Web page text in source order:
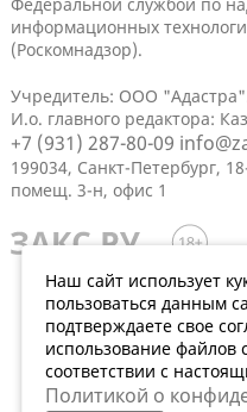
информационных
(Роскомнадзор).
Учредитель: ООО
И.о. главного редактора:
+7 (931) 287-80-09
199034, Санкт-Петербург,
помещ. 3-н, офис 1
Наш сайт использует
пользоваться данным
подтверждаете свое
использование файлов
соответствии с
Политикой о